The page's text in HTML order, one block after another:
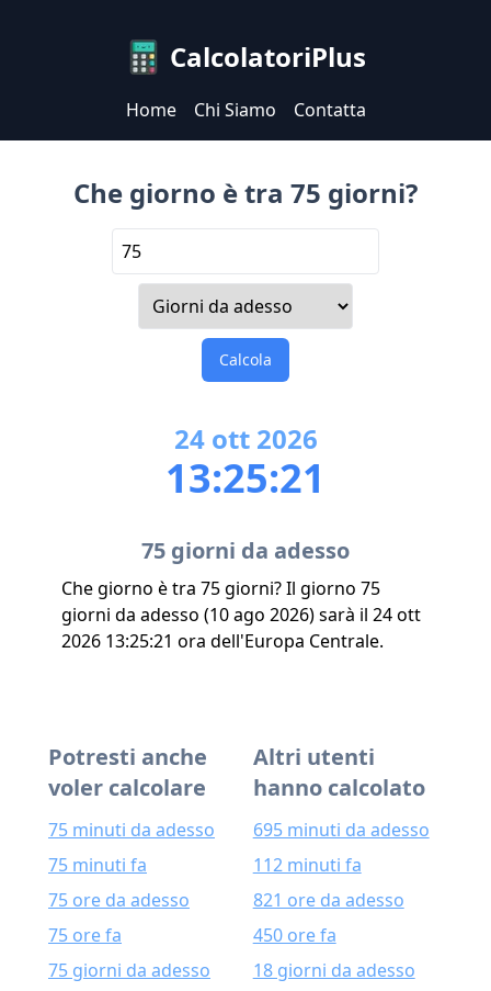
CalcolatoriPlus
Home Chi Siamo Contatta
Che giorno è tra 75 giorni?
Calcola
24 ott 2026
13:25:21
75 giorni da adesso
Che giorno è tra 75 giorni? Il giorno 75
giorni da adesso (10 ago 2026) sarà il 24 ott
2026 13:25:21 ora dell'Europa Centrale.
Potresti anche
voler calcolare
75 minuti da adesso
75 minuti fa
75 ore da adesso
75 ore fa
75 giorni da adesso
Altri utenti
hanno calcolato
695 minuti da adesso
112 minuti fa
821 ore da adesso
450 ore fa
18 giorni da adesso